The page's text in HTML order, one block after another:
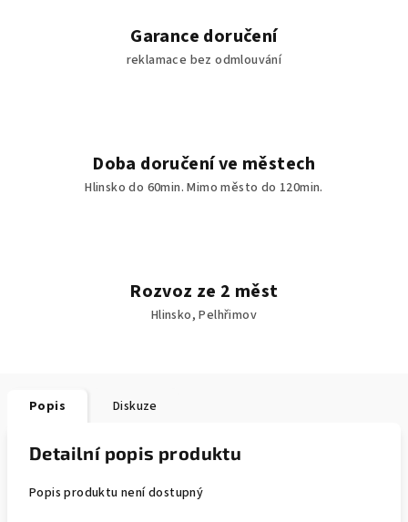
Garance doručení
reklamace bez odmlouvání
Doba doručení ve městech
Hlinsko do 60min. Mimo město do 120min.
Rozvoz ze 2 měst
Hlinsko, Pelhřimov
Popis Diskuze
Detailní popis produktu
Popis produktu není dostupný